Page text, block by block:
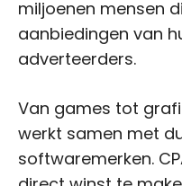
miljoenen mensen
aanbiedingen van
adverteerders.
Van games tot
werkt samen met
softwaremerken.